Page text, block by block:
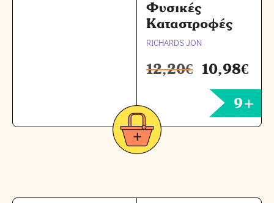
Φυσικές
Καταστροφές
RICHARDS JON
12,20€ 10,98€
9+